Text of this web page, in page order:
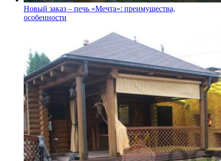
Новый заказ – печь «Мечта»: преимущества,
особенности